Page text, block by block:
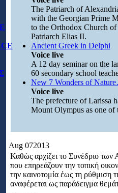
The Patriarch of
with the Georgian Prime
to the Orthodox Church
Patriarch Elias II.
Ancient Greek in Delphi
Voice live
A 12 day seminar on the
60 secondary school
New 7 Wonders of
Voice live
The prefecture of Larissa
Mount Olympus as one of
Aug 072013
Καθώς αρχίζει το Συνέδριο
που επηρεάζουν την τοπική
την καινοτομία έως τη
αναφέρεται ως παράδειγμα